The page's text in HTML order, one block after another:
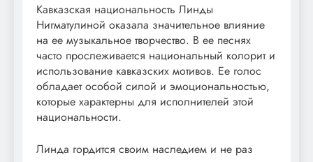
Кавказская национальность Линды
Нигматулиной оказала значительное влияние
на ее музыкальное творчество. В ее песнях
часто прослеживается национальный колорит и
использование кавказских мотивов. Ее голос
обладает особой силой и эмоциональностью,
которые характерны для исполнителей этой
национальности.
Линда гордится своим наследием и не раз